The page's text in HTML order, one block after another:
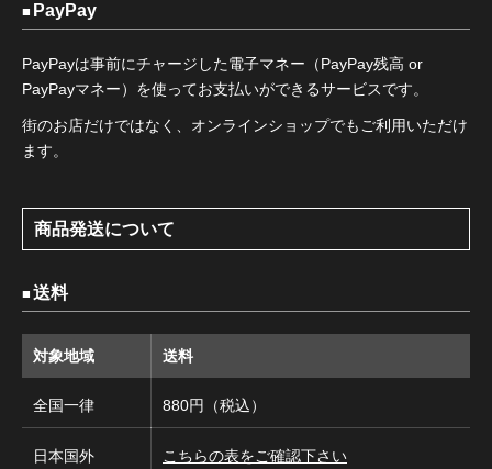
PayPay
PayPayは事前にチャージした電子マネー（PayPay残高 or
PayPayマネー）を使ってお支払いができるサービスです。
街のお店だけではなく、オンラインショップでもご利用いただけ
ます。
商品発送について
送料
対象地域 送料
全国一律 880円（税込）
日本国外 こちらの表をご確認下さい